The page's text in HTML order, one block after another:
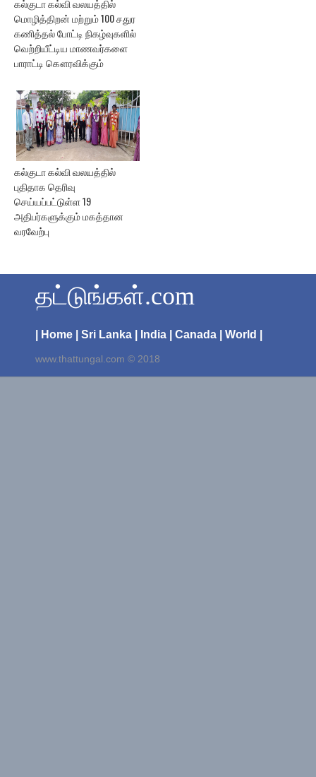
கல்குடா கல்வி வலயத்தில்
மொழித்திறன் மற்றும் 100 சதுர
கணித்தல் போட்டி நிகழ்வுகளில்
வெற்றியீட்டிய மாணவர்களை
பாராட்டி கௌரவிக்கும்
கல்குடா கல்வி வலயத்தில்
புதிதாக தெரிவு
செய்யப்பட்டுள்ள 19
அதிபர்களுக்கும் மகத்தான
வரவேற்பு
தட்டுங்கள்.com
| Home | Sri Lanka | India | Canada | World |
www.thattungal.com © 2018